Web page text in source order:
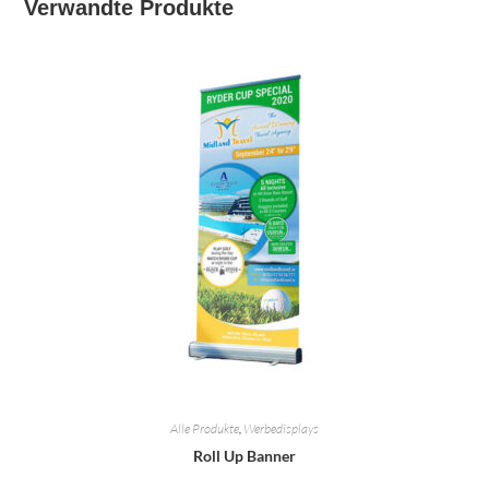
Verwandte Produkte
Alle Produkte Werbedisplays
Roll Up Banner